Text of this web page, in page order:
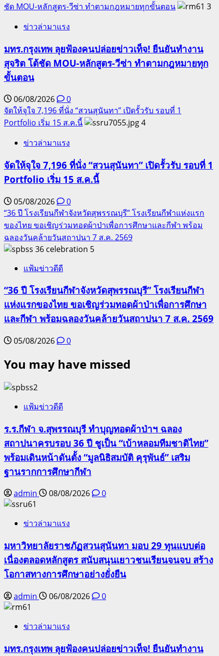
ชัด MOU-หลักสูตร-วีซ่า ทำตามกฎหมายทุกขั้นตอน
3
ข่าวล่ามาแรง
มทร.กรุงเทพ ลุยฟ้องคนปล่อยข่าวเท็จ! ยืนยันทำงาน
สุจริต โต้ชัด MOU-หลักสูตร-วีซ่า ทำตามกฎหมายทุก
ขั้นตอน
06/08/2026
0
จัดให้จุใจ 7,196 ที่นั่ง “สวนสุนันทา” เปิดรั้วรับ รอบที่ 1
Portfolio เริ่ม 15 ส.ค.นี้
4
ข่าวล่ามาแรง
จัดให้จุใจ 7,196 ที่นั่ง “สวนสุนันทา” เปิดรั้วรับ รอบที่ 1
Portfolio เริ่ม 15 ส.ค.นี้
05/08/2026
0
“36 ปี โรงเรียนกีฬาจังหวัดสุพรรณบุรี” โรงเรียนกีฬาแห่งแรก
ของไทย ขอเชิญร่วมทอดผ้าป่าเพื่อการศึกษาและกีฬา พร้อม
ฉลองวันคล้ายวันสถาปนา 7 ส.ค. 2569
5
แฟ้มข่าวดีดี
“36 ปี โรงเรียนกีฬาจังหวัดสุพรรณบุรี” โรงเรียนกีฬา
แห่งแรกของไทย ขอเชิญร่วมทอดผ้าป่าเพื่อการศึกษา
และกีฬา พร้อมฉลองวันคล้ายวันสถาปนา 7 ส.ค. 2569
05/08/2026 0
You may have missed
แฟ้มข่าวดีดี
ร.ร.กีฬา จ.สุพรรณบุรี ทำบุญทอดผ้าป่าฯ ฉลอง
สถาปนาครบรอบ 36 ปี ชูเป็น “เบ้าหลอมทีมชาติไทย”
พร้อมเดินหน้าดันตั้ง “มูลนิธิสมบัติ คุรุพันธ์” เสริม
ฐานรากการศึกษากีฬา
admin 08/08/2026 0
ข่าวล่ามาแรง
มหาวิทยาลัยราชภัฏสวนสุนันทา มอบ 29 ทุนแบบต่อ
เนื่องตลอดหลักสูตร สนับสนุนเยาวชนเรียนจนจบ สร้าง
โอกาสทางการศึกษาอย่างยั่งยืน
admin 06/08/2026 0
ข่าวล่ามาแรง
มทร.กรุงเทพ ลุยฟ้องคนปล่อยข่าวเท็จ! ยืนยันทำงาน